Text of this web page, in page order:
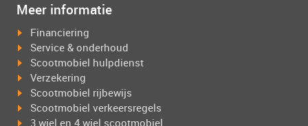
Meer informatie
Financiering
Service & onderhoud
Scootmobiel hulpdienst
Verzekering
Scootmobiel rijbewijs
Scootmobiel verkeersregels
3 wiel en 4 wiel scootmobiel